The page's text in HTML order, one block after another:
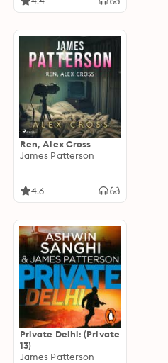
Ren, Alex Cross
James Patterson
4.6
Private Delhi: (Private
13)
James Patterson